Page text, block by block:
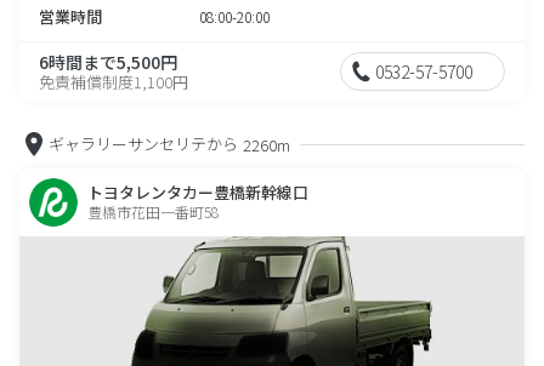
営業時間 08:00-20:00
6時間まで5,500円
免責補償制度1,100円 0532-57-5700
ギャラリーサンセリテから 2260m
トヨタレンタカー豊橋新幹線口
豊橋市花田一番町58